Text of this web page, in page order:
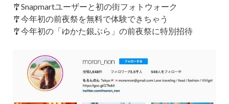
🎐Snapmartユーザーと初の街フォトウォーク
🎐今年初の前夜祭を無料で体験できちゃう
🎐今年初の「ゆかた銀ぶら」の前夜祭に特別招待